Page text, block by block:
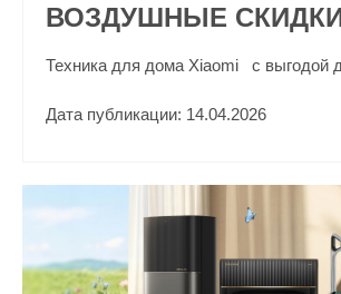
ВОЗДУШНЫЕ
Техника для дома Xiaomi c выгодой
Дата публикации: 14.04.2026